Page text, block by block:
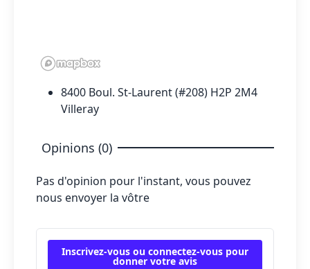
8400 Boul. St-Laurent (#208) H2P 2M4
Villeray
Opinions (0)
Pas d'opinion pour l'instant, vous pouvez
nous envoyer la vôtre
Inscrivez-vous ou connectez-vous pour
donner votre avis